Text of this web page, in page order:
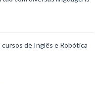
de Inglês e Robótica